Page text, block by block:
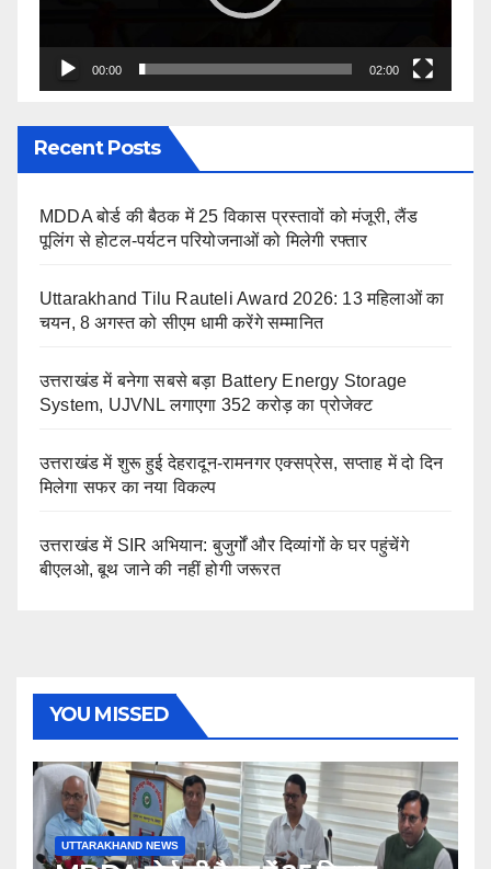
00:00 02:00
Recent Posts
MDDA बोर्ड की बैठक में 25 विकास प्रस्तावों को मंजूरी, लैंड
पूलिंग से होटल-पर्यटन परियोजनाओं को मिलेगी रफ्तार
Uttarakhand Tilu Rauteli Award 2026: 13 महिलाओं का
चयन, 8 अगस्त को सीएम धामी करेंगे सम्मानित
उत्तराखंड में बनेगा सबसे बड़ा Battery Energy Storage
System, UJVNL लगाएगा 352 करोड़ का प्रोजेक्ट
उत्तराखंड में शुरू हुई देहरादून-रामनगर एक्सप्रेस, सप्ताह में दो दिन
मिलेगा सफर का नया विकल्प
उत्तराखंड में SIR अभियान: बुजुर्गों और दिव्यांगों के घर पहुंचेंगे
बीएलओ, बूथ जाने की नहीं होगी जरूरत
YOU MISSED
UTTARAKHAND NEWS